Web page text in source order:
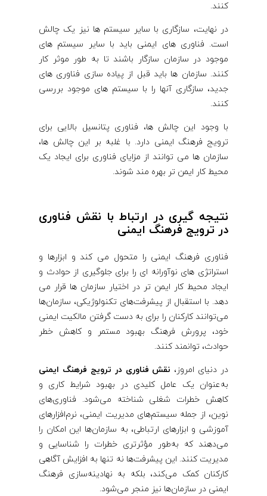
کنند.
در نهایت، سازگاری با سایر سیستم ها نیز یک چالش
است. فناوری های ایمنی باید با سایر سیستم های
موجود در سازمان سازگار باشند تا به طور موثر کار
کنند. سازمان ها باید قبل از پیاده سازی فناوری های
جدید، سازگاری آنها را با سیستم های موجود بررسی
کنند.
با وجود این چالش ها، فناوری پتانسیل بالایی برای
ترویج فرهنگ ایمنی دارد. با غلبه بر این چالش ها،
سازمان ها می توانند از مزایای فناوری برای ایجاد یک
محیط کار ایمن تر بهره مند شوند.
نتیجه گیری در ارتباط با نقش فناوری
در ترویج فرهنگ ایمنی
فناوری فرهنگ ایمنی را متحول می کند و ابزارها و
استراتژی های نوآورانه ای را برای جلوگیری از حوادث و
ایجاد محیط کار ایمن تر در اختیار سازمان ها قرار می
دهد. با استقبال از پیشرفت‌های تکنولوژیکی، سازمان‌ها
می‌توانند کارکنان را برای به دست گرفتن مالکیت ایمنی
خود، پرورش فرهنگ بهبود مستمر و کاهش خطر
حوادث، توانمند کنند.
در دنیای امروز، نقش فناوری در ترویج فرهنگ ایمنی
به‌عنوان یک عامل کلیدی در بهبود شرایط کاری و
کاهش خطرات شغلی شناخته می‌شود. فناوری‌های
نوین، از جمله سیستم‌های مدیریت ایمنی، نرم‌افزارهای
آموزشی و ابزارهای ارتباطی، به سازمان‌ها این امکان را
می‌دهند که به‌طور مؤثرتری خطرات را شناسایی و
مدیریت کنند. این پیشرفت‌ها نه تنها به افزایش آگاهی
کارکنان کمک می‌کند، بلکه به نهادینه‌سازی فرهنگ
ایمنی در سازمان‌ها نیز منجر می‌شود.